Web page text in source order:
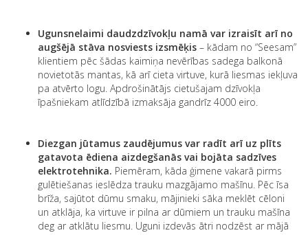
Ugunsnelaimi daudzdzīvokļu namā var izraisīt arī no
augšējā stāva nosviests izsmēķis – kādam no “Seesam”
klientiem pēc šādas kaimiņa nevērības sadega balkonā
novietotās mantas, kā arī cieta virtuve, kurā liesmas iekļuva
pa atvērto logu. Apdrošinātājs cietušajam dzīvokļa
īpašniekam atlīdzībā izmaksāja gandrīz 4000 eiro.
Diezgan jūtamus zaudējumus var radīt arī uz plīts
gatavota ēdiena aizdegšanās vai bojāta sadzīves
elektrotehnika. Piemēram, kāda ģimene vakarā pirms
gulētiešanas ieslēdza trauku mazgājamo mašīnu. Pēc īsa
brīža, sajūtot dūmu smaku, mājinieki sāka meklēt cēloni
un atklāja, ka virtuve ir pilna ar dūmiem un trauku mašīna
deg ar atklātu liesmu. Uguni izdevās ātri nodzēst ar mājā